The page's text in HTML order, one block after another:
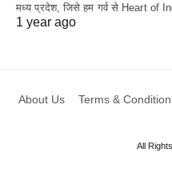
मध्य प्रदेश, जिसे हम गर्व से Heart of
1 year ago
About Us Terms &
All